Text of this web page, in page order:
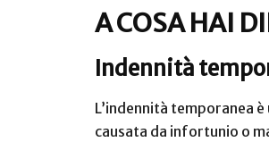
A COSA HAI
Indennità
L’indennità temporanea
causata da infortunio o